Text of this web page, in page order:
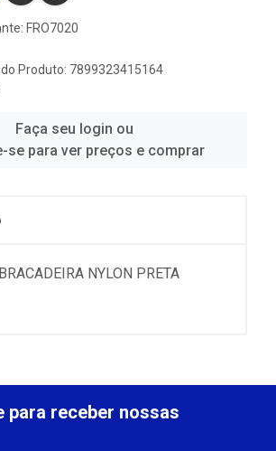
FRO7020
Produto: 7899323415164
Faça seu login ou
se para ver preços e comprar
NYLON PRETA
para receber nossas